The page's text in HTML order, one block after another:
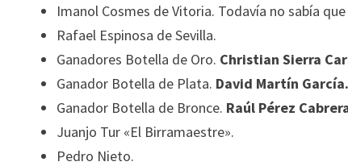
Imanol Cosmes de Vitoria. Todavía no sabía
Rafael Espinosa de Sevilla.
Ganadores Botella de Oro. Christian Sierra
Ganador Botella de Plata. David Martín García.
Ganador Botella de Bronce. Raúl Pérez
Juanjo Tur «El Birramaestre».
Pedro Nieto.